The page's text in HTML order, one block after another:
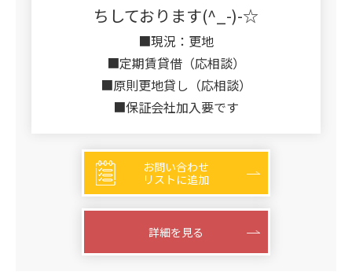
ちしております(^_-)-☆
■現況：更地
■定期賃貸借（応相談）
■原則更地貸し（応相談）
■保証会社加入要です
お問い合わせ
リストに追加
詳細を見る